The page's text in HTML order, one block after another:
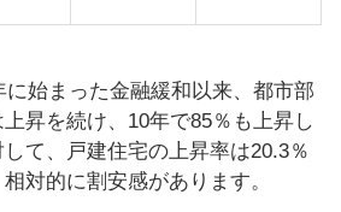
に始まった金融緩和以来、都市部
昇を続け、10年で85％も上昇し
て、戸建住宅の上昇率は20.3％
対的に割安感があります。